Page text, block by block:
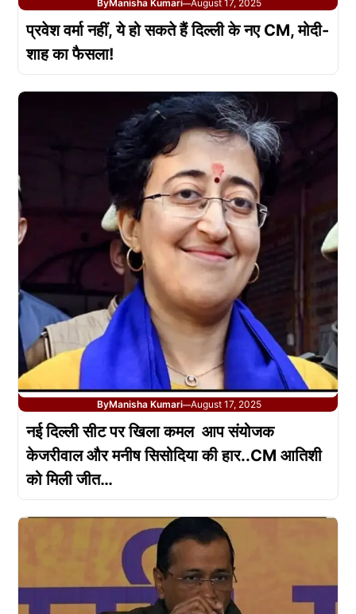
ByManisha Kumari—August 17, 2025
प्रवेश वर्मा नहीं, ये हो सकते हैं दिल्ली के नए CM, मोदी-
शाह का फैसला!
ByManisha Kumari—August 17, 2025
नई दिल्ली सीट पर खिला कमल आप संयोजक
केजरीवाल और मनीष सिसोदिया की हार..CM आतिशी
को मिली जीत…